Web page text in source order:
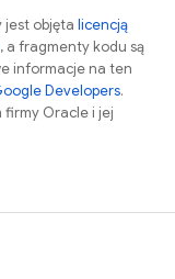
jest objęta licencją
, a fragmenty kodu są
informacje na ten
Developers.
Oracle i jej